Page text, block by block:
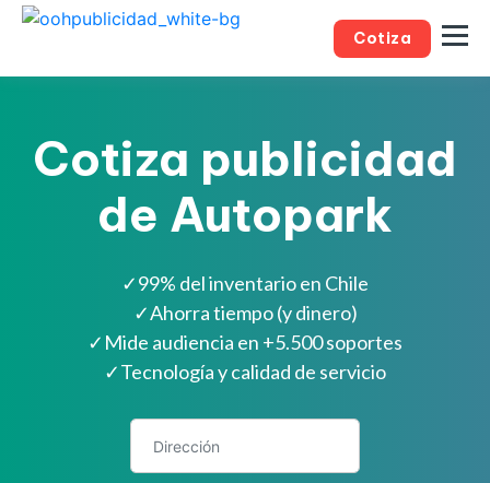
Cotiza
Cotiza publicidad
de Autopark
✓99% del inventario en Chile
✓Ahorra tiempo (y dinero)
✓ Mide audiencia en +5.500 soportes
✓Tecnología y calidad de servicio